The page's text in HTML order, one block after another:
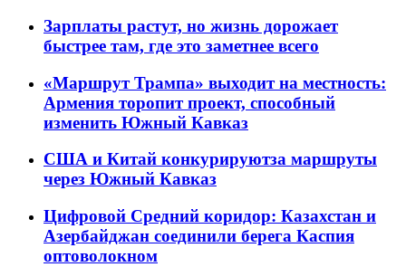
Зарплаты растут, но жизнь дорожает
быстрее там, где это заметнее всего
«Маршрут Трампа» выходит на местность:
Армения торопит проект, способный
изменить Южный Кавказ
США и Китай конкурируютза маршруты
через Южный Кавказ
Цифровой Средний коридор: Казахстан и
Азербайджан соединили берега Каспия
оптоволокном